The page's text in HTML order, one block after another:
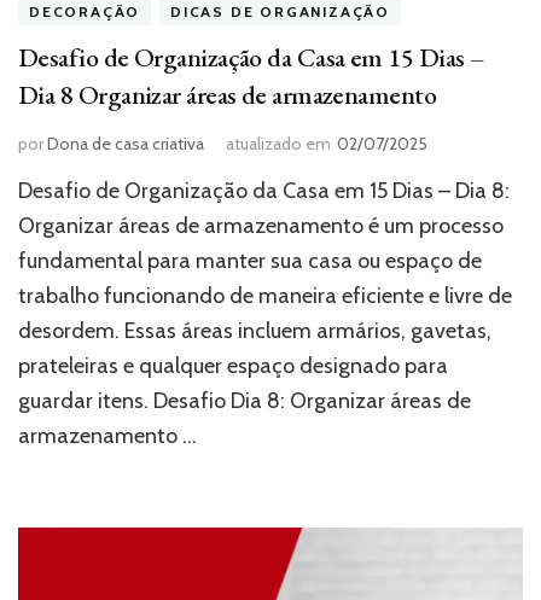
DECORAÇÃO DICAS DE ORGANIZAÇÃO
Desafio de Organização da Casa em 15 Dias –
Dia 8 Organizar áreas de armazenamento
porDona de casa criativa atualizado em 02/07/2025
Desafio de Organização da Casa em 15 Dias – Dia 8:
Organizar áreas de armazenamento é um processo
fundamental para manter sua casa ou espaço de
trabalho funcionando de maneira eficiente e livre de
desordem. Essas áreas incluem armários, gavetas,
prateleiras e qualquer espaço designado para
guardar itens. Desafio Dia 8: Organizar áreas de
armazenamento …